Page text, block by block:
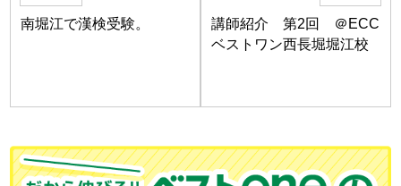
南堀江で漢検受験。
講師紹介 第2回 ＠ECC
ベストワン西長堀堀江校